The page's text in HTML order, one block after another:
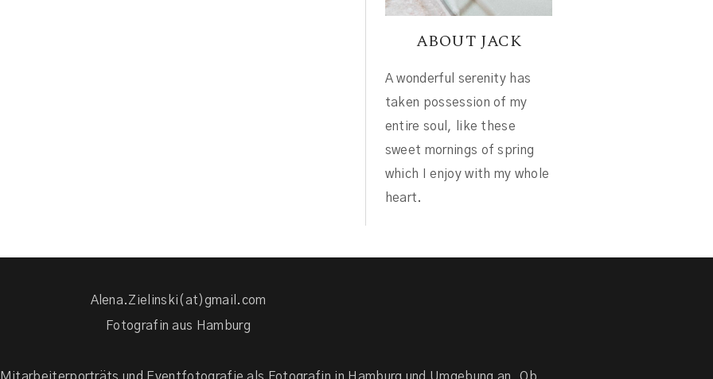
ABOUT JACK
A wonderful serenity has
taken possession of my
entire soul, like these
sweet mornings of spring
which I enjoy with my whole
heart.
Alena.Zielinski(at)gmail.com
Fotografin aus Hamburg
und Eventfotografie als Fotografin in Hamburg und Umgebung an. Ob